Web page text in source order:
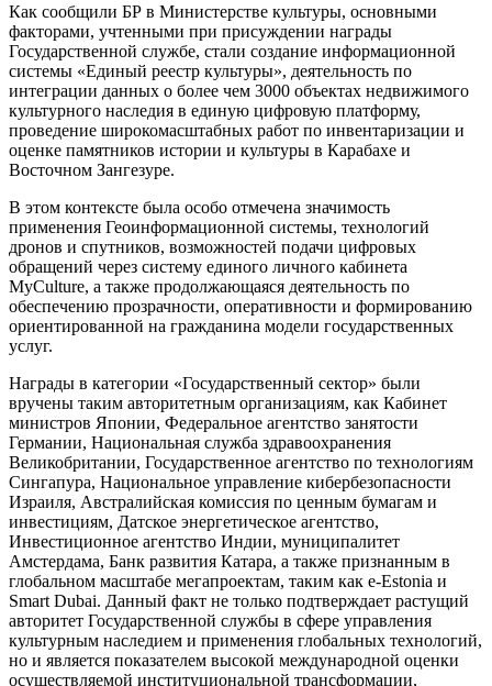
Как сообщили БР в Министерстве культуры, основными
факторами, учтенными при присуждении награды
Государственной службе, стали создание информационной
системы «Единый реестр культуры», деятельность по
интеграции данных о более чем 3000 объектах недвижимого
культурного наследия в единую цифровую платформу,
проведение широкомасштабных работ по инвентаризации и
оценке памятников истории и культуры в Карабахе и
Восточном Зангезуре.
В этом контексте была особо отмечена значимость
применения Геоинформационной системы, технологий
дронов и спутников, возможностей подачи цифровых
обращений через систему единого личного кабинета
MyCulture, а также продолжающаяся деятельность по
обеспечению прозрачности, оперативности и формированию
ориентированной на гражданина модели государственных
услуг.
Награды в категории «Государственный сектор» были
вручены таким авторитетным организациям, как Кабинет
министров Японии, Федеральное агентство занятости
Германии, Национальная служба здравоохранения
Великобритании, Государственное агентство по технологиям
Сингапура, Национальное управление кибербезопасности
Израиля, Австралийская комиссия по ценным бумагам и
инвестициям, Датское энергетическое агентство,
Инвестиционное агентство Индии, муниципалитет
Амстердама, Банк развития Катара, а также признанным в
глобальном масштабе мегапроектам, таким как e-Estonia и
Smart Dubai. Данный факт не только подтверждает растущий
авторитет Государственной службы в сфере управления
культурным наследием и применения глобальных технологий,
но и является показателем высокой международной оценки
осуществляемой институциональной трансформации,